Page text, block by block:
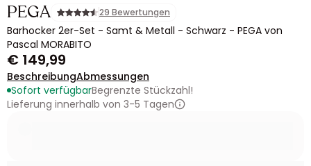
PEGA 29 Bewertungen
Barhocker 2er-Set - Samt & Metall - Schwarz - PEGA von
Pascal MORABITO
€ 149,99
BeschreibungAbmessungen
Sofort verfügbarBegrenzte Stückzahl!
Lieferung innerhalb von 3-5 Tagen